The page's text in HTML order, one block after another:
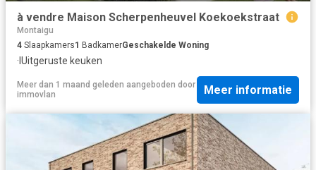
à vendre Maison Scherpenheuvel Koekoekstraat
Montaigu
4 Slaapkamers1 BadkamerGeschakelde Woning
· IUitgeruste keuken
Meer dan 1 maand geleden aangeboden door
immovlan
Meer informatie